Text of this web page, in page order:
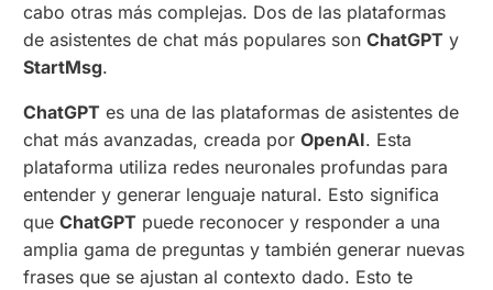
cabo otras más complejas. Dos de las plataformas
de asistentes de chat más populares sonChatGPT y
StartMsg.
ChatGPT es una de las plataformas de asistentes de
chat más avanzadas, creada porOpenAI. Esta
plataforma utiliza redes neuronales profundas para
entender y generar lenguaje natural. Esto significa
queChatGPT puede reconocer y responder a una
amplia gama de preguntas y también generar nuevas
frases que se ajustan al contexto dado. Esto te